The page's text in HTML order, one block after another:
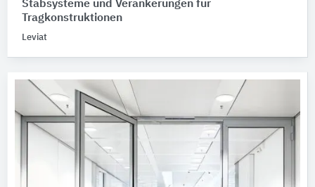
Stabsysteme und Verankerungen für
Tragkonstruktionen
Leviat